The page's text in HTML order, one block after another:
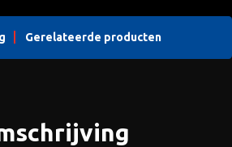
Gerelateerde producten